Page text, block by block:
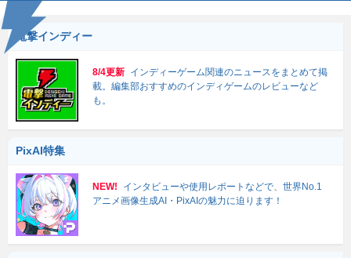
電撃インディー
8/4更新 インディーゲーム関連のニュースをまとめて掲
載。編集部おすすめのインディゲームのレビューなど
も。
PixAI特集
NEW!
インタビューや使用レポートなどで、世界No.1
アニメ画像生成AI・PixAIの魅力に迫ります！